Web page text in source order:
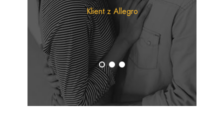
Klient z Allegro
sprawdzają się zarówno podczas prania tkanin białych, jak i
kolorowych, pomagając zachować ich świeży wygląd i
intensywność kolorów.
Kompleksowa pielęgnacja odzieży
Oferta marki obejmuje również płyny do płukania,
odplamiacze oraz inne środki do pielęgnacji tkanin
które wspierają codzienną troskę o ubrania i tekstylia
domowe. Dzięki przyjemnym kompozycjom zapachowym